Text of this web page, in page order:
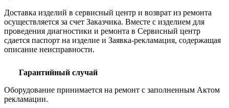
Доставка изделий в сервисный центр и возврат из ремонта
осуществляется за счет Заказчика. Вместе с изделием для
проведения диагностики и ремонта в Сервисный центр
сдается паспорт на изделие и Заявка-рекламация, содержащая
описание неисправности.
Гарантийный случай
Оборудование принимается на ремонт с заполненным Актом
рекламации.